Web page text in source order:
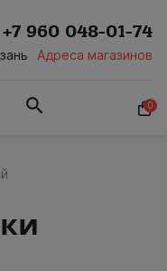
Адреса магазинов
+7 960 048-01-74
0